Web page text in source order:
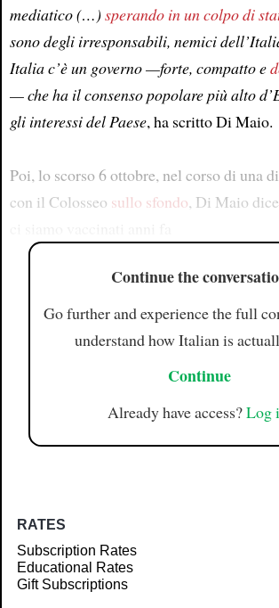
mediatico (…)sperando in un colpo di
sono degli irresponsabili, nemici
Italia c’è un governo —forte, compatto e
— che ha il consenso popolare più alto
gli interessi del Paese, ha scritto Di Maio.
Poi, lo scorso 6 ottobre, nel corso di una
con il Colosseo sullo sfondo, Di Maio
Continue the
Go further and experience the full
understand how Italian is
Continue
Already have access?Log
RATES
Subscription Rates
Educational Rates
Gift Subscriptions